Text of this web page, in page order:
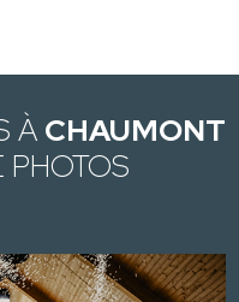
À CHAUMONT
PHOTOS